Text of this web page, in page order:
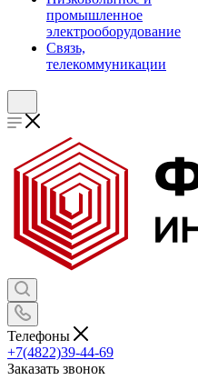
промышленное
электрооборудование
Связь,
телекоммуникации
Телефоны
+7(4822)39-44-69
Заказать звонок